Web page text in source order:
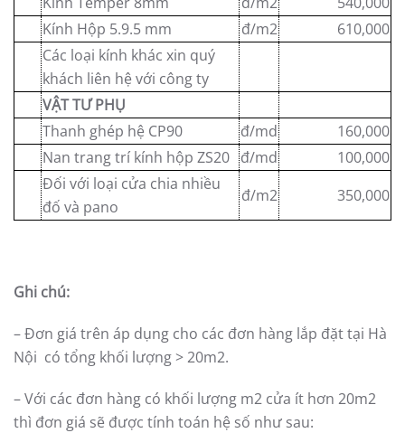
Kính Hộp 5.9.5 mm
đ/m2
610,000
Các loại kính khác xin quý
khách liên hệ với công ty
VẬT TƯ PHỤ
Thanh ghép hệ CP90
đ/md
160,000
Nan trang trí kính hộp ZS20 đ/md
100,000
Đối với loại cửa chia nhiều
đố và pano
đ/m2 350,000
Ghi chú:
– Đơn giá trên áp dụng cho các đơn hàng lắp đặt tại Hà
Nội có tổng khối lượng > 20m2.
– Với các đơn hàng có khối lượng m2 cửa ít hơn 20m2
thì đơn giá sẽ được tính toán hệ số như sau: